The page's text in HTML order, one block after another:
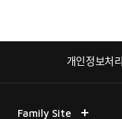
개인정보처
Family Site